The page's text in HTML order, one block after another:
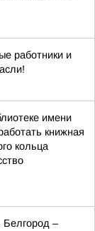
работники и
имени
книжная
кольца
–